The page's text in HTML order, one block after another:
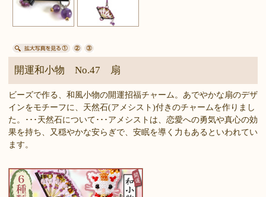
開運和小物 No.47 扇
ビーズで作る、和風小物の開運招福チャーム。あでやかな扇のデザ
インをモチーフに、天然石(アメシスト)付きのチャームを作りまし
た。･･･天然石について･･･アメシストは、恋愛への勇気や真心の効
果を持ち、又穏やかな安らぎで、安眠を導く力もあるといわれてい
ます。